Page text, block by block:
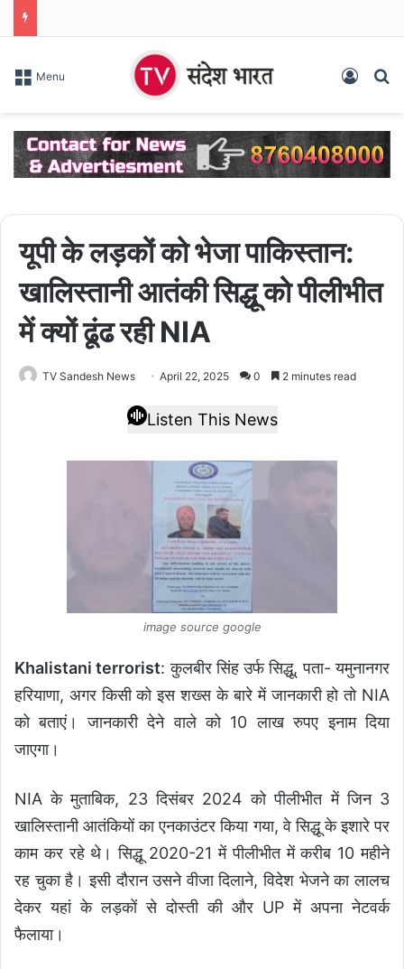
Menu Log In
यूपी के लड़कों को भेजा पाकिस्तान:
खालिस्तानी आतंकी सिद्धू को पीलीभीत
में क्यों ढूंढ रही NIA
TV Sandesh News April 22, 2025 0 2 minutes read
Listen This News
image source google
Khalistani terrorist: कुलबीर सिंह उर्फ सिद्धू, पता- यमुनानगर
हरियाणा, अगर किसी को इस शख्स के बारे में जानकारी हो तो NIA
को बताएं। जानकारी देने वाले को 10 लाख रुपए इनाम दिया
जाएगा।
NIA के मुताबिक, 23 दिसंबर 2024 को पीलीभीत में जिन 3
खालिस्तानी आतंकियों का एनकाउंटर किया गया, वे सिद्धू के इशारे पर
काम कर रहे थे। सिद्धू 2020-21 में पीलीभीत में करीब 10 महीने
रह चुका है। इसी दौरान उसने वीजा दिलाने, विदेश भेजने का लालच
देकर यहां के लड़कों से दोस्ती की और UP में अपना नेटवर्क
फैलाया।